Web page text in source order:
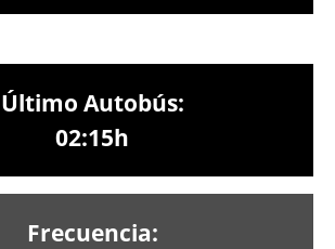
Último Autobús:
02:15h
Frecuencia: